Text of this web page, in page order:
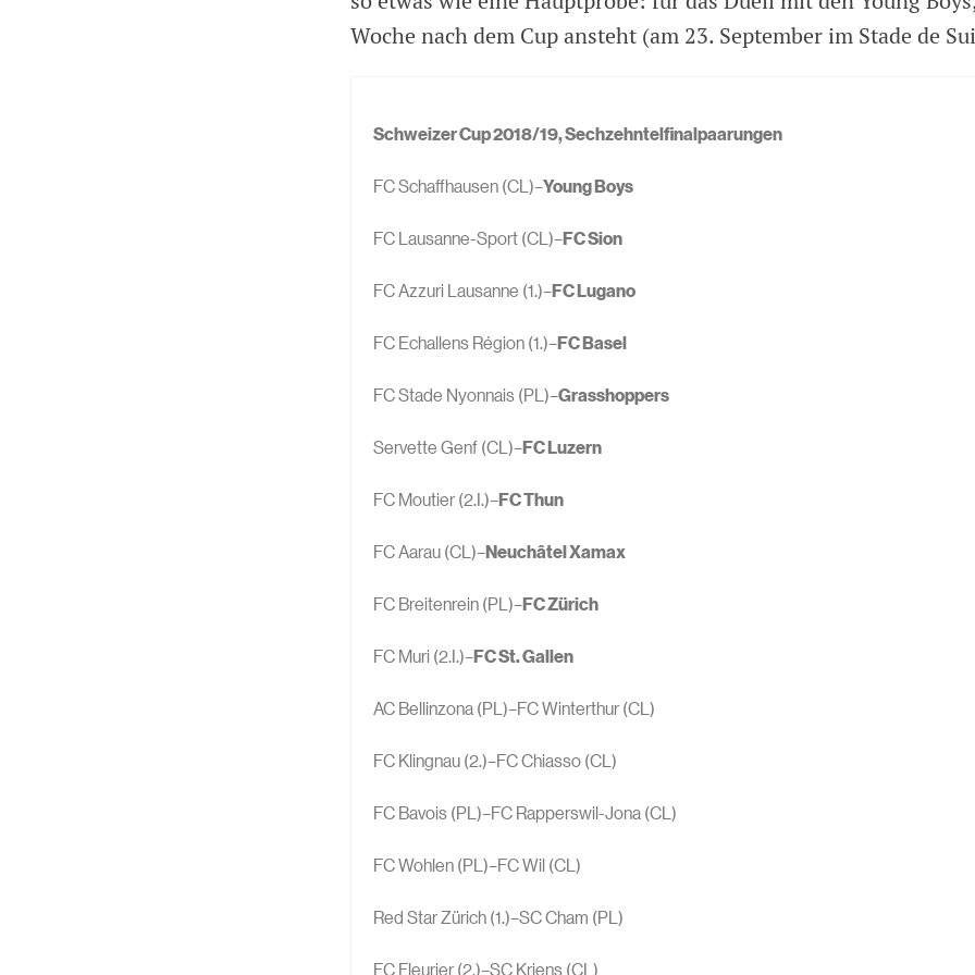
Woche nach dem Cup ansteht (am 23. September im Stade de
Schweizer Cup 2018/19, Sechzehntelfinalpaarungen
FC Schaffhausen (CL)–Young Boys
FC Lausanne-Sport (CL)–FC Sion
FC Azzuri Lausanne (1.)–FC Lugano
FC Echallens Région (1.)–FC Basel
FC Stade Nyonnais (PL)–Grasshoppers
Servette Genf (CL)–FC Luzern
FC Moutier (2.I.)–FC Thun
FC Aarau (CL)–Neuchâtel Xamax
FC Breitenrein (PL)–FC Zürich
FC Muri (2.I.)–FC St. Gallen
AC Bellinzona (PL)–FC Winterthur (CL)
FC Klingnau (2.)–FC Chiasso (CL)
FC Bavois (PL)–FC Rapperswil-Jona (CL)
FC Wohlen (PL)–FC Wil (CL)
Red Star Zürich (1.)–SC Cham (PL)
FC Fleurier (2.)–SC Kriens (CL)